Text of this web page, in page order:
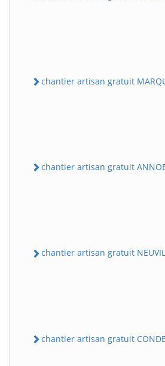
chantier artisan gratuit
chantier artisan gratuit
chantier artisan gratuit
chantier artisan gratuit